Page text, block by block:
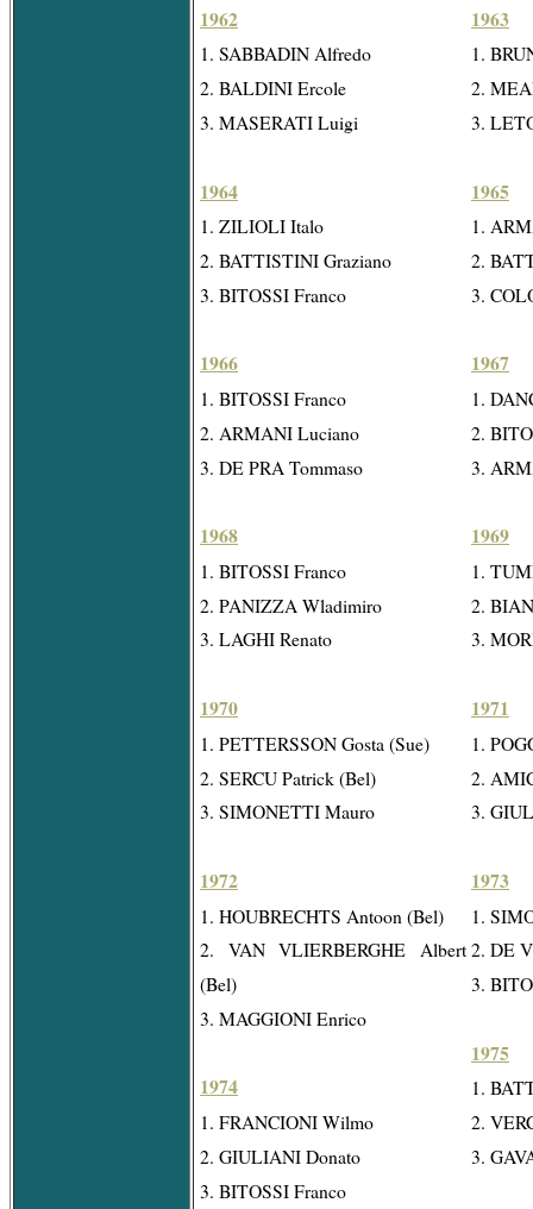
1962
1. SABBADIN Alfredo
2. BALDINI Ercole
3. MASERATI Luigi
1964
1. ZILIOLI Italo
2. BATTISTINI Graziano
3. BITOSSI Franco
1966
1. BITOSSI Franco
2. ARMANI Luciano
3. DE PRA Tommaso
1968
1. BITOSSI Franco
2. PANIZZA Wladimiro
3. LAGHI Renato
1970
1. PETTERSSON Gosta (Sue)
2. SERCU Patrick (Bel)
3. SIMONETTI Mauro
1972
1. HOUBRECHTS Antoon (Bel)
2. VAN VLIERBERGHE Albert
(Bel)
3. MAGGIONI Enrico
1974
1. FRANCIONI Wilmo
2. GIULIANI Donato
3. BITOSSI Franco
1963
1.
2.
3.
1965
1.
2.
3.
1967
1.
2.
3.
1969
1.
2.
3.
1971
1.
2.
3.
1973
1.
2. DE
3.
1975
1.
2.
3.